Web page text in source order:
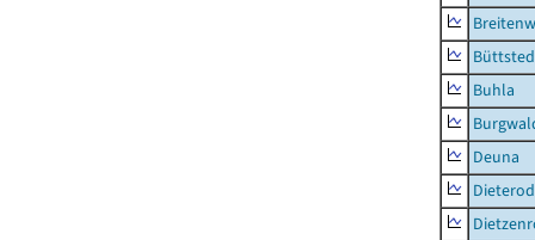
Buhla
Deuna